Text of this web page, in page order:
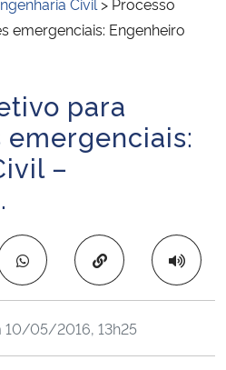
e Abastecimento
emergenciais: Engenheiro
para
–
Copiar para área
10/05/2016, 13h25